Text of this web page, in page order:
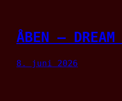
ÅBEN – DREAM
8. juni 2026